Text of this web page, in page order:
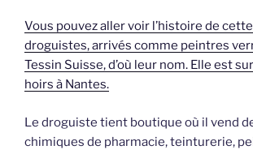
Vous pouvez aller voir l’histoire de
droguistes, arrivés comme peintres
Tessin Suisse, d’où leur nom. Elle est
hoirs à Nantes.
Le droguiste tient boutique où il vend
chimiques de pharmacie, teinturerie,